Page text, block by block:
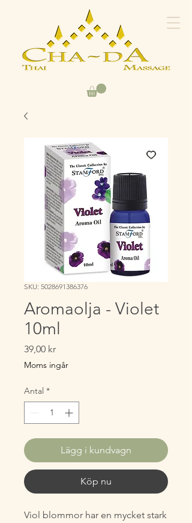
SKU: 5028691386376
Aromaolja - Violet
10ml
39,00 krPris
Moms ingår
Antal *
Lägg i kundvagn
Köp nu
Viol blommor har en mycket stark